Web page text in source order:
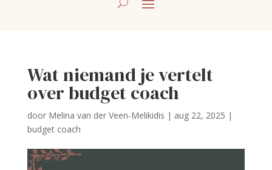
Wat niemand je vertelt
over budget coach
door Melina van der Veen-Melikidis | aug 22, 2025 |
budget coach